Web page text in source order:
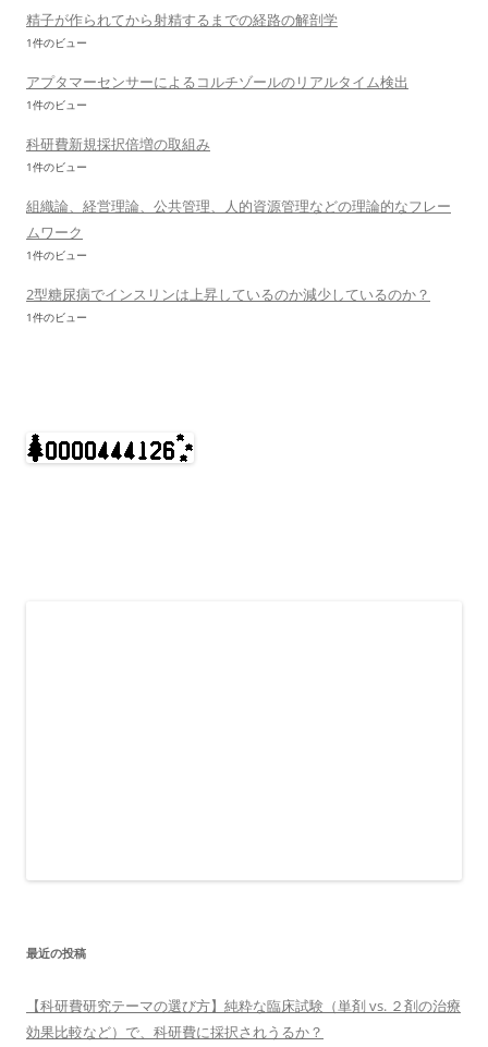
精子が作られてから射精するまでの経路の解剖学
1件のビュー
アプタマーセンサーによるコルチゾールのリアルタイム検出
1件のビュー
科研費新規採択倍増の取組み
1件のビュー
組織論、経営理論、公共管理、人的資源管理などの理論的なフレー
ムワーク
1件のビュー
2型糖尿病でインスリンは上昇しているのか減少しているのか？
1件のビュー
最近の投稿
【科研費研究テーマの選び方】純粋な臨床試験（単剤 vs. ２剤の治療
効果比較など）で、科研費に採択されうるか？